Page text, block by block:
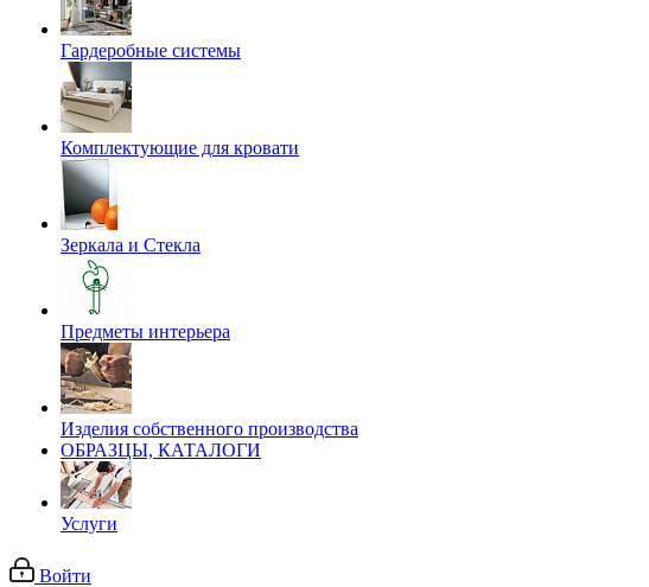
Гардеробные системы
Комплектующие для кровати
Зеркала и Стекла
Предметы интерьера
Изделия собственного производства
ОБРАЗЦЫ, КАТАЛОГИ
Услуги
Войти